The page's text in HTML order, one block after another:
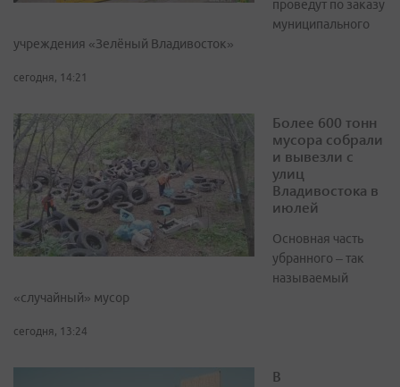
проведут по заказу
муниципального
учреждения «Зелёный Владивосток»
сегодня, 14:21
Более 600 тонн
мусора собрали
и вывезли с
улиц
Владивостока в
июлей
Основная часть
убранного – так
называемый
«случайный» мусор
сегодня, 13:24
В